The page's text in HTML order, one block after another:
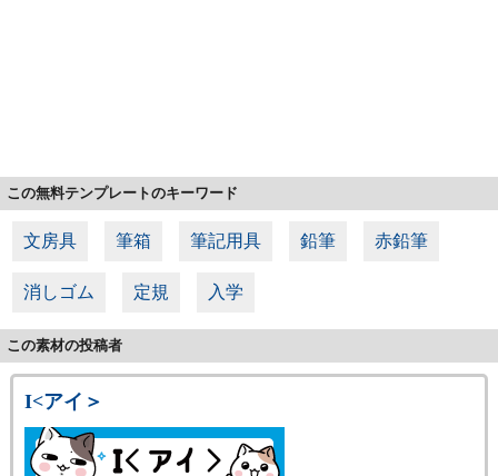
この無料テンプレートのキーワード
文房具 筆箱 筆記用具 鉛筆 赤鉛筆
消しゴム 定規 入学
この素材の投稿者
I<アイ＞